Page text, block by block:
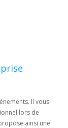
Il vous
lors de
ainsi une